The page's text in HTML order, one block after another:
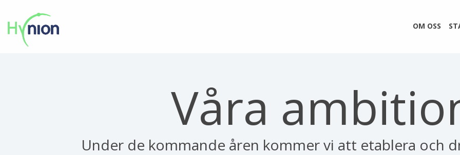
OM OSS
Våra
Under de kommande åren kommer vi att etablera och